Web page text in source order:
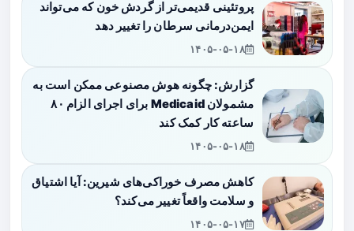
پروتئینی قدیمی‌تر از گردش خون که می‌تواند
ایمن‌درمانی سرطان را تغییر دهد
۱۴۰۵-۰۵-۱۸
گزارش: چگونه هوش مصنوعی ممکن است به
مشمولان Medicaid برای اجرای الزام ۸۰
ساعته کار کمک کند
۱۴۰۵-۰۵-۱۸
کاهش مصرف خوراکی‌های شیرین: آیا اشتیاق
و سلامت واقعاً تغییر می‌کند؟
۱۴۰۵-۰۵-۱۷